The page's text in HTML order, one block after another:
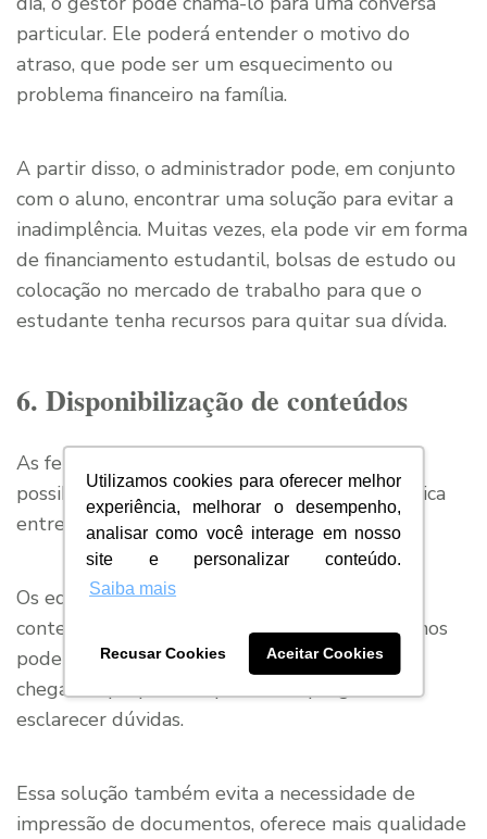
Utilizamos cookies para oferecer melhor
experiência, melhorar o desempenho,
analisar como você interage em nosso
site e personalizar conteúdo.
Saiba mais
Recusar Cookies Aceitar Cookies
particular. Ele poderá entender o motivo do
atraso, que pode ser um esquecimento ou
problema financeiro na família.
A partir disso, o administrador pode, em conjunto
com o aluno, encontrar uma solução para evitar a
inadimplência. Muitas vezes, ela pode vir em forma
de financiamento estudantil, bolsas de estudo ou
colocação no mercado de trabalho para que o
estudante tenha recursos para quitar sua dívida.
6. Disponibilização de conteúdos
As ferramentas de gestão de universidades
possibilitam uma comunicação mais democrática
entre professores e estudantes.
Os educadores conseguem disponibilizar
conteúdos em ambiente online. Assim, os alunos
podem acessar os assuntos antes da aula,
chegando preparados para fazer perguntas e
esclarecer dúvidas.
Essa solução também evita a necessidade de
impressão de documentos, oferece mais qualidade